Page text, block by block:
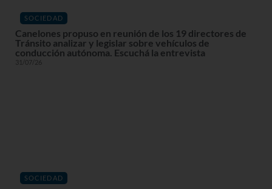
SOCIEDAD
Canelones propuso en reunión de los 19 directores de
Tránsito analizar y legislar sobre vehículos de
conducción autónoma. Escuchá la entrevista
31/07/26
SOCIEDAD